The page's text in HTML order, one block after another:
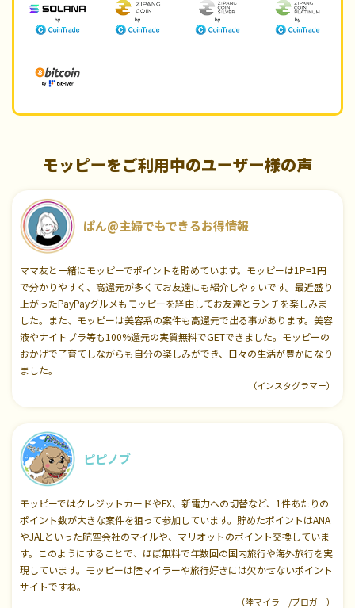
モッピーをご利用中のユーザー様の声
ぱん@主婦でもできるお得情報
ママ友と一緒にモッピーでポイントを貯めています。モッピーは1P=1円
で分かりやすく、高還元が多くてお友達にも紹介しやすいです。最近盛り
上がったPayPayグルメもモッピーを経由してお友達とランチを楽しみま
した。また、モッピーは美容系の案件も高還元で出る事があります。美容
液やナイトブラ等も100%還元の実質無料でGETできました。モッピーの
おかげで子育てしながらも自分の楽しみができ、日々の生活が豊かになり
ました。
（インスタグラマー）
ピピノブ
モッピーではクレジットカードやFX、新電力への切替など、1件あたりの
ポイント数が大きな案件を狙って参加しています。貯めたポイントはANA
やJALといった航空会社のマイルや、マリオットのポイント交換していま
す。このようにすることで、ほぼ無料で年数回の国内旅行や海外旅行を実
現しています。モッピーは陸マイラーや旅行好きには欠かせないポイント
サイトですね。
（陸マイラー/ブロガー）